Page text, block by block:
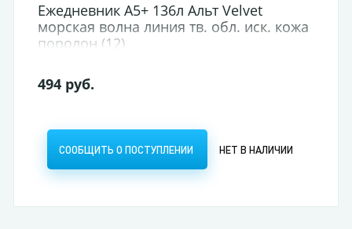
Ежедневник А5+ 136л Альт Velvet
морская волна линия тв. обл. иск. кожа
поролон (12)
494 руб.
СООБЩИТЬ О ПОСТУПЛЕНИИ НЕТ В НАЛИЧИИ